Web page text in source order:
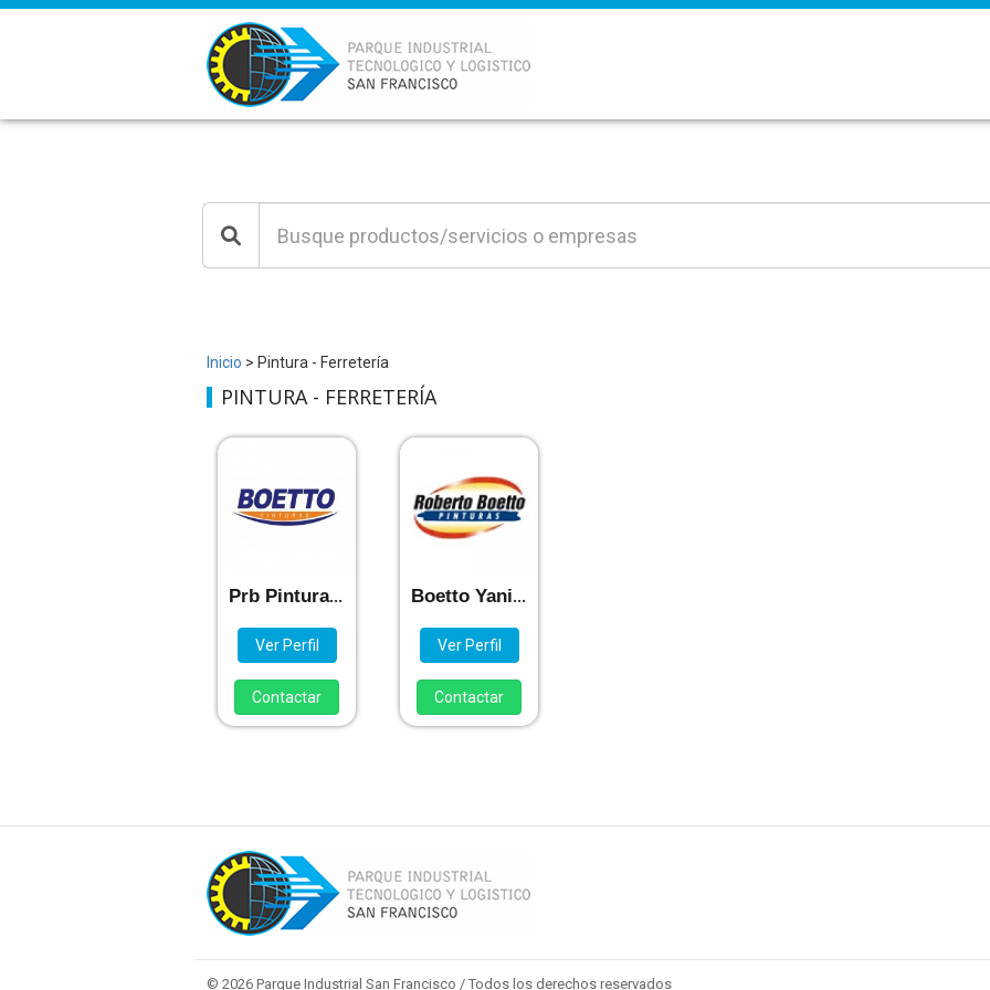
Inicio > Pintura - Ferretería
PINTURA - FERRETERÍA
Prb Pinturas Srl
Ver Perfil
Contactar
Boetto Yanina Y Boetto Jesica
Ver Perfil
Contactar
© 2026 Parque Industrial San Francisco / Todos los derechos reservados